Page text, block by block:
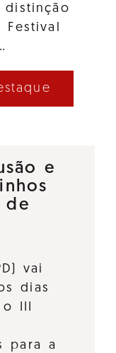
Festival
e
de
vai
dias
III
para a